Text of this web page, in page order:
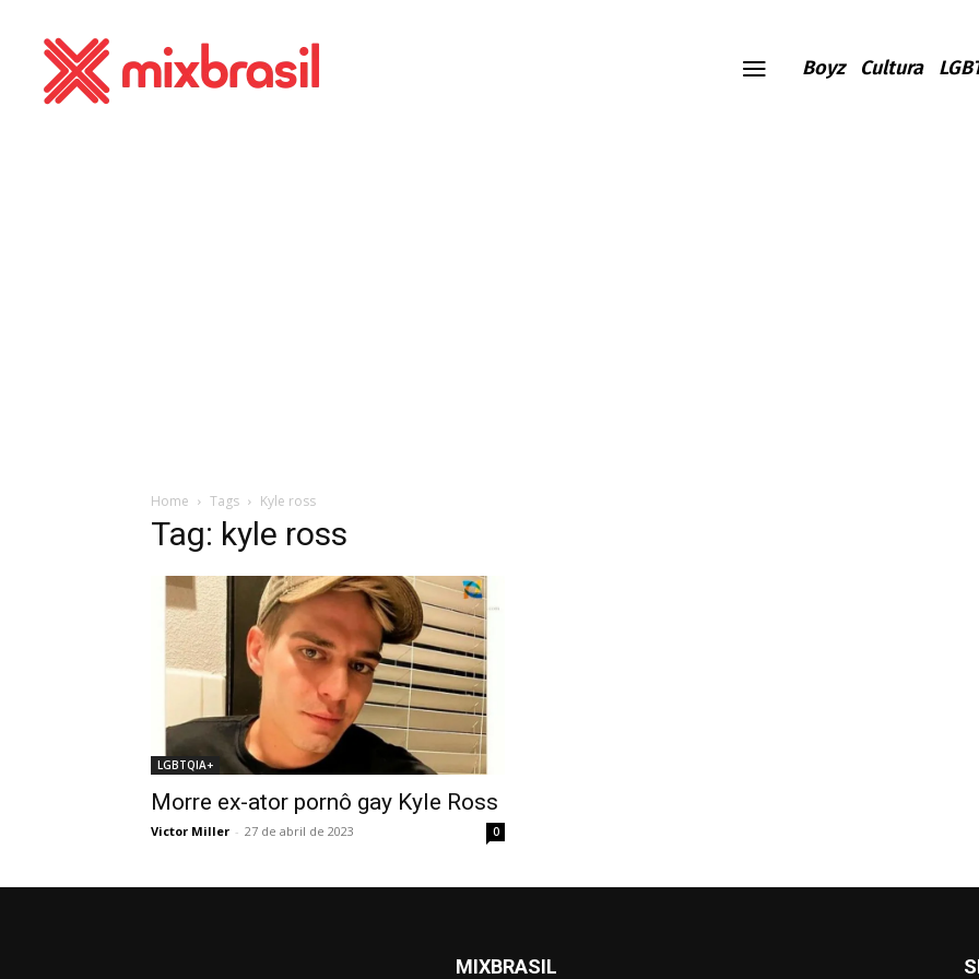
Boyz Cultura
Home Tags Kyle ross
Tag: kyle ross
LGBTQIA+
Morre ex-ator pornô gay Kyle Ross
Victor Miller - 27 de abril de 2023 0
MIXBRASIL